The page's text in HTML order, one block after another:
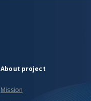
About project
Mission